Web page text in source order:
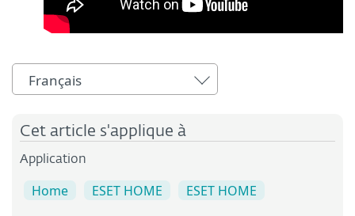
Français
Cet article s'applique à
Application
Home ESET HOME ESET HOME